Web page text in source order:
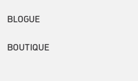
BLOGUE
BOUTIQUE